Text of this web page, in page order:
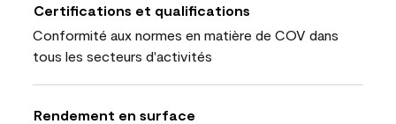
Certifications et qualifications
Conformité aux normes en matière de COV dans
tous les secteurs d'activités
Rendement en surface